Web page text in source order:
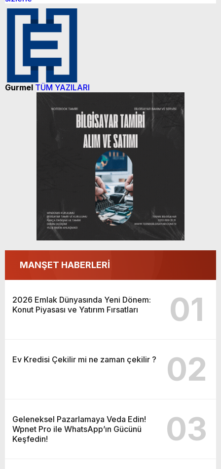
Karın yüzde 25’i Gazzeye Bağışlıyoruz
Gurmel TÜM YAZILARI
MANŞET HABERLERİ
2026 Emlak Dünyasında Yeni Dönem:
Konut Piyasası ve Yatırım Fırsatları
01
Ev Kredisi Çekilir mi ne zaman çekilir ? 02
Geleneksel Pazarlamaya Veda Edin!
Wpnet Pro ile WhatsApp’ın Gücünü
Keşfedin!
03